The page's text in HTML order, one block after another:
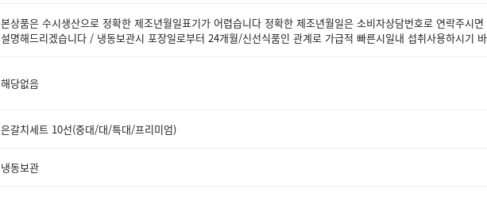
본상품은 수시생산으로 정확한 제조년월일표기가 어렵습니다 정확한 제조년월일은 소비자상담번호로 연락주시면
설명해드리겠습니다 / 냉동보관시 포장일로부터 24개월/신선식품인 관계로 가급적 빠른시일내 섭취사용하시기
해당없음
은갈치세트 10선(중대/대/특대/프리미엄)
냉동보관